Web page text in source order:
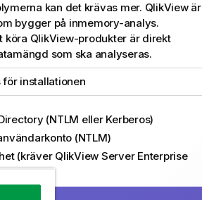
kan det krävas mer. QlikViewär
bygger på inmemory-analys.
köra QlikView-produkter är direkt
som ska analyseras.
installationen
(NTLM eller Kerberos)
(NTLM)
(kräver QlikView Server Enterprise